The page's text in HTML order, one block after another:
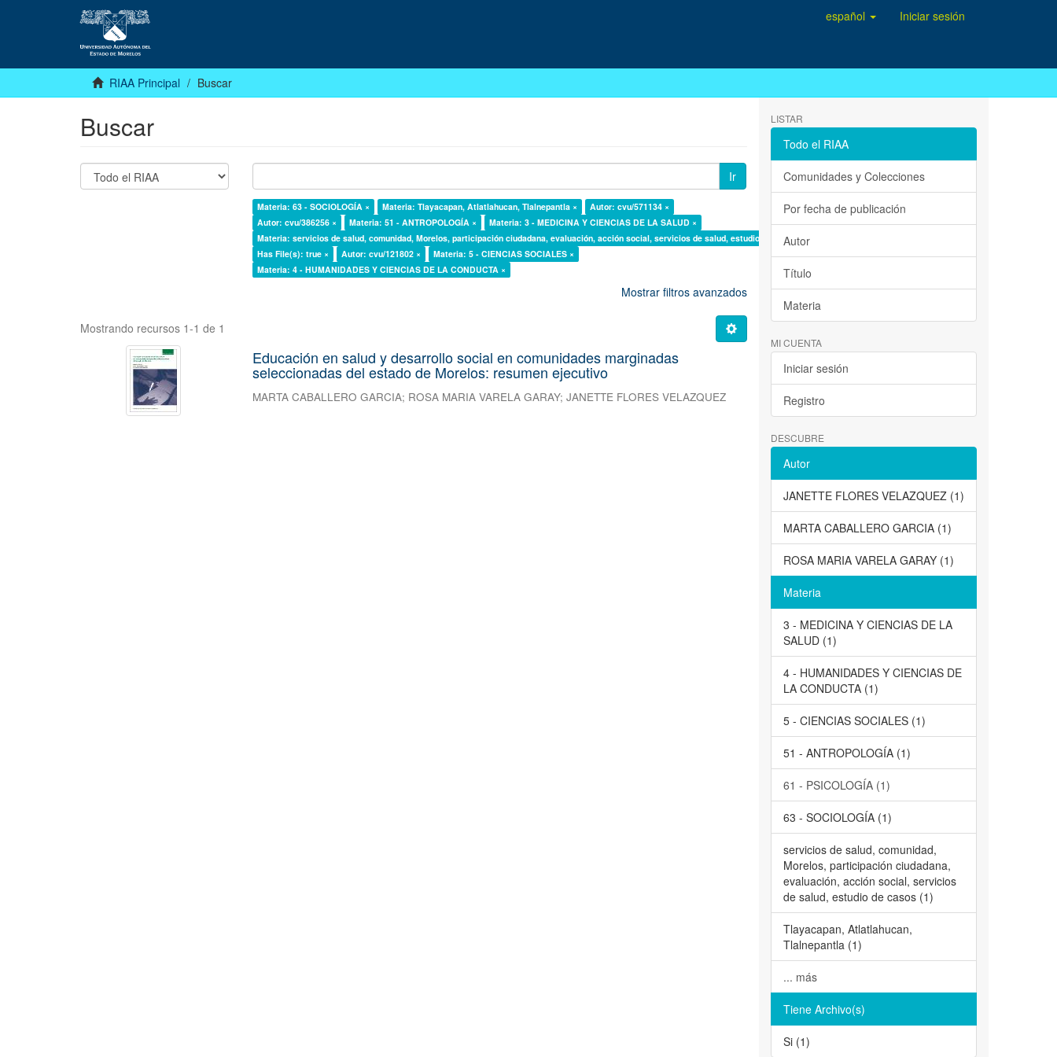
español Iniciar sesión
RIAA Principal Buscar
Buscar
Ir
Materia: 63 - SOCIOLOGÍA × Materia: Tlayacapan, Atlatlahucan, Tlalnepantla ×
Autor: cvu/571134 ×
Autor: cvu/386256 ×
Materia: 51 - ANTROPOLOGÍA ×
Materia: 3 - MEDICINA Y CIENCIAS DE LA SALUD ×
Materia: servicios de salud, comunidad, Morelos, participación ciudadana, evaluación, acción social, servicios de salud, estudio de casos ×
Has File(s): true ×
Autor: cvu/121802 ×
Materia: 5 - CIENCIAS SOCIALES ×
Materia: 4 - HUMANIDADES Y CIENCIAS DE LA CONDUCTA ×
Mostrar filtros avanzados
Mostrando recursos 1-1 de 1
Educación en salud y desarrollo social en comunidades marginadas
seleccionadas del estado de Morelos: resumen ejecutivo
MARTA CABALLERO GARCIA; ROSA MARIA VARELA GARAY;JANETTE FLORES VELAZQUEZ
LISTAR
Todo el RIAA
Comunidades y Colecciones
Por fecha de publicación
Autor
Título
Materia
MI CUENTA
Iniciar sesión
Registro
DESCUBRE
Autor
JANETTE FLORES VELAZQUEZ (1)
MARTA CABALLERO GARCIA (1)
ROSA MARIA VARELA GARAY (1)
Materia
3 - MEDICINA Y CIENCIAS DE LA
SALUD (1)
4 - HUMANIDADES Y CIENCIAS DE
LA CONDUCTA (1)
5 - CIENCIAS SOCIALES (1)
51 - ANTROPOLOGÍA (1)
61 - PSICOLOGÍA (1)
63 - SOCIOLOGÍA (1)
servicios de salud, comunidad,
Morelos, participación ciudadana,
evaluación, acción social, servicios
de salud, estudio de casos (1)
Tlayacapan, Atlatlahucan,
Tlalnepantla (1)
... más
Tiene Archivo(s)
Si (1)